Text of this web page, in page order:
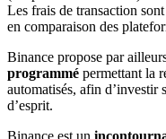
Les frais de transaction
en comparaison des
Binance propose par
programmé permettant la
automatisés, afin
d’esprit.
Binance est un